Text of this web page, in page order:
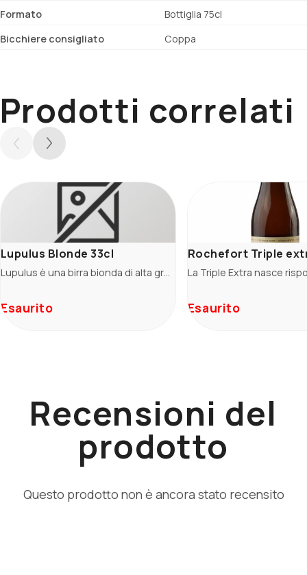
Formato
Bottiglia 75cl
Bicchiere consigliato
Coppa
Prodotti correlati
Lupulus Blonde 33cl
Lupulus è una birra bionda di alta gradazione (8,5%) in stile tripel. E' caratterizzata da un utilizzo abbondante di luppolo sia nella caldaia che in fase di fermentazione donando un intensità di profumi incofondibile.
Esaurito
Rochefort Triple
Esaurito
Recensioni del
prodotto
Questo prodotto non è ancora stato recensito